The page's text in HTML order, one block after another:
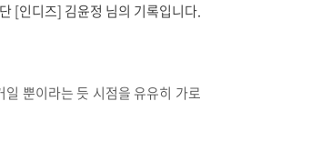
[인디즈] 김윤정 님의 기록입니다.
뿐이라는 듯 시점을 유유히 가로